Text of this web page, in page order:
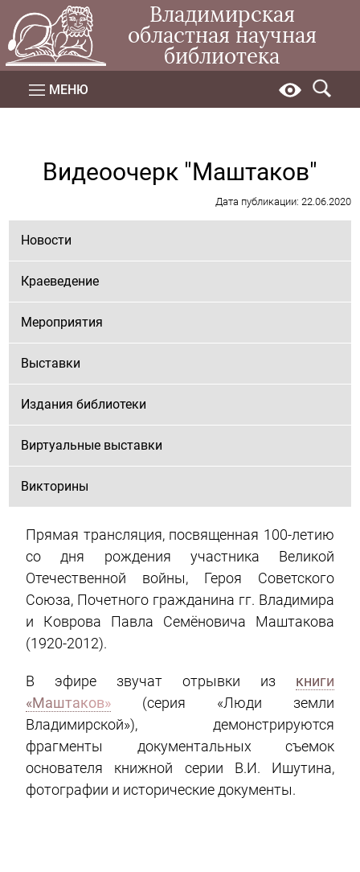
Владимирская
областная научная
библиотека
МЕНЮ
Видеоочерк "Маштаков"
Дата публикации: 22.06.2020
Новости
Краеведение
Мероприятия
Выставки
Издания библиотеки
Виртуальные выставки
Викторины
Прямая трансляция, посвященная 100-летию
со дня рождения участника Великой
Отечественной войны, Героя Советского
Союза, Почетного гражданина гг. Владимира
и Коврова Павла Семёновича Маштакова
(1920-2012).
В эфире звучат отрывки из книги
«Маштаков» (серия «Люди земли
Владимирской»), демонстрируются
фрагменты документальных съемок
основателя книжной серии В.И. Ишутина,
фотографии и исторические документы.